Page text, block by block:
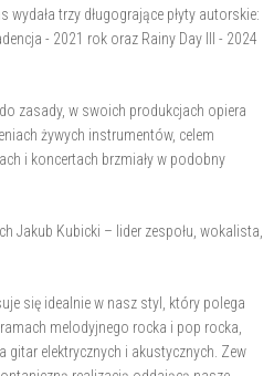
wydała trzy długogrające płyty autorskie:
- 2021 rok oraz Rainy Day III - 2024
zasady, w swoich produkcjach opiera
żywych instrumentów, celem
i koncertach brzmiały w podobny
Jakub Kubicki – lider zespołu, wokalista,
się idealnie w nasz styl, który polega
melodyjnego rocka i pop rocka,
gitar elektrycznych i akustycznych. Zew